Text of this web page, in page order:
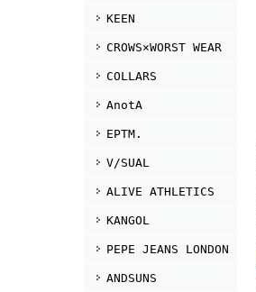
KEEN
CROWS×WORST WEAR
COLLARS
AnotA
EPTM.
V/SUAL
ALIVE ATHLETICS
KANGOL
PEPE JEANS LONDON
ANDSUNS